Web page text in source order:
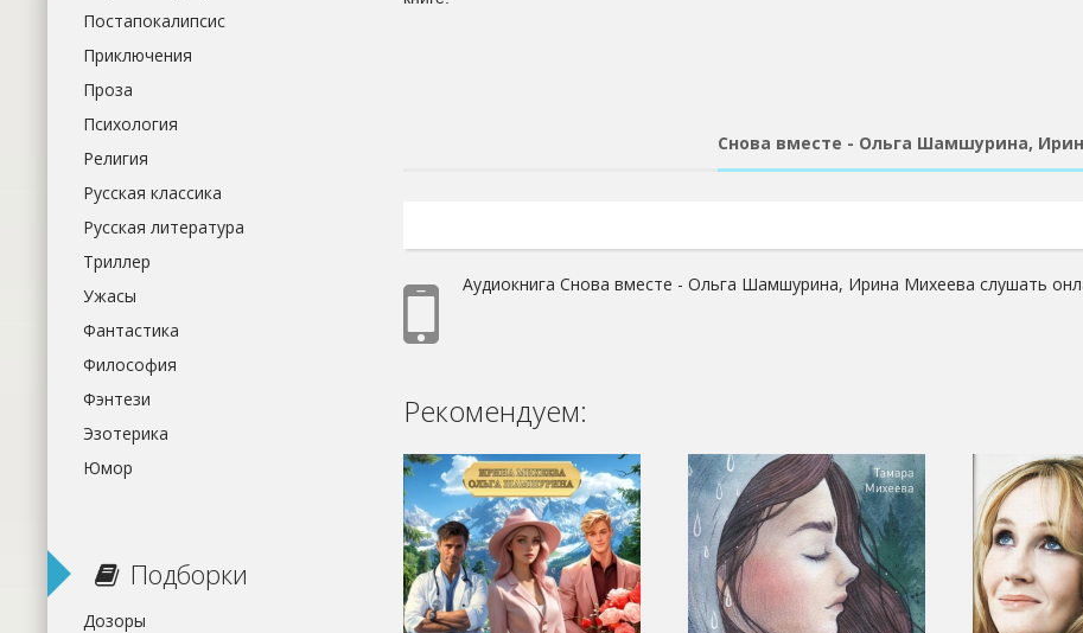
Снова вместе - Ольга Шамшурина,
Аудиокнига Снова вместе - Ольга Шамшурина, Ирина Михеева слушать
Рекомендуем:
Постапокалипсис
Приключения
Проза
Психология
Религия
Русская классика
Русская литература
Триллер
Ужасы
Фантастика
Философия
Фэнтези
Эзотерика
Юмор
Подборки
Дозоры